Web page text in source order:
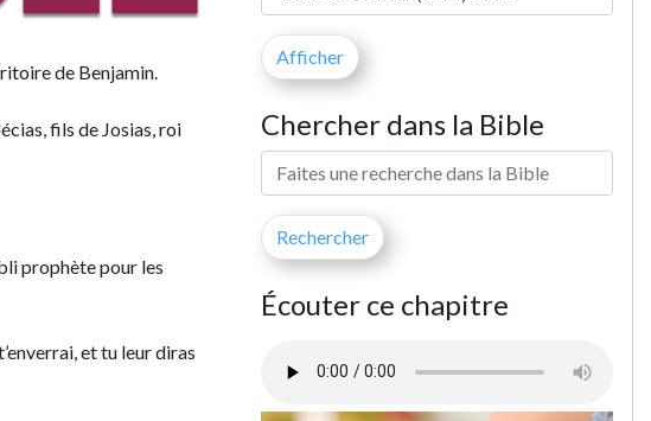
de Benjamin.
fils de Josias, roi
prophète pour les
et tu leur diras
Chercher dans la Bible
Écouter ce chapitre